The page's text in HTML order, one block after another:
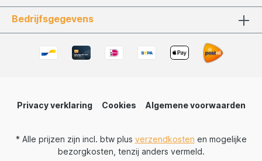
Bedrijfsgegevens
Privacy verklaring Cookies Algemene voorwaarden
* Alle prijzen zijn incl. btw plus verzendkosten en mogelijke
bezorgkosten, tenzij anders vermeld.